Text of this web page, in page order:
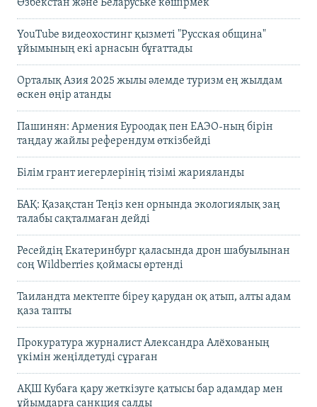
Өзбекстан және Беларуське көшірмек"
YouTube видеохостинг қызметі "Русская община"
ұйымының екі арнасын бұғаттады
Орталық Азия 2025 жылы әлемде туризм ең жылдам
өскен өңір атанды
Пашинян: Армения Еуроодақ пен ЕАЭО-ның бірін
таңдау жайлы референдум өткізбейді
Білім грант иегерлерінің тізімі жарияланды
БАҚ: Қазақстан Теңіз кен орнында экологиялық заң
талабы сақталмаған дейді
Ресейдің Екатеринбург қаласында дрон шабуылынан
соң Wildberries қоймасы өртенді
Таиландта мектепте біреу қарудан оқ атып, алты адам
қаза тапты
Прокуратура журналист Александра Алёхованың
үкімін жеңілдетуді сұраған
АҚШ Кубаға қару жеткізуге қатысы бар адамдар мен
ұйымдарға санкция салды